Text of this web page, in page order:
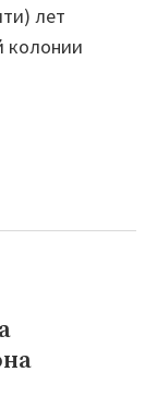
лет
колонии